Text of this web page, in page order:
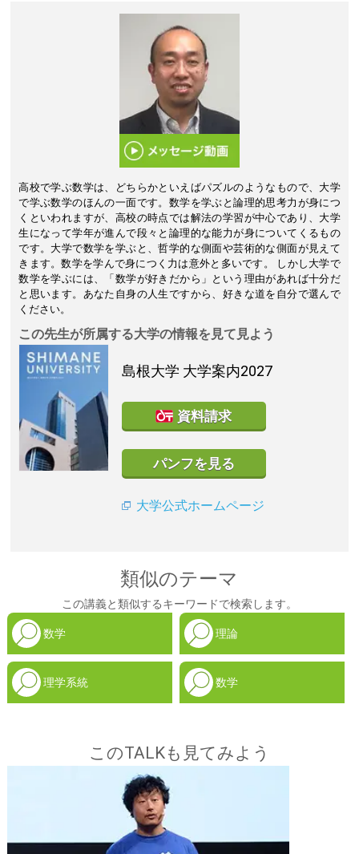
高校で学ぶ数学は、どちらかといえばパズルのようなもので、大学
で学ぶ数学のほんの一面です。数学を学ぶと論理的思考力が身につ
くといわれますが、高校の時点では解法の学習が中心であり、大学
生になって学年が進んで段々と論理的な能力が身についてくるもの
です。大学で数学を学ぶと、哲学的な側面や芸術的な側面が見えて
きます。数学を学んで身につく力は意外と多いです。 しかし大学で
数学を学ぶには、「数学が好きだから」という理由があれば十分だ
と思います。あなた自身の人生ですから、好きな道を自分で選んで
ください。
この先生が所属する大学の情報を見て見よう
島根大学 大学案内2027
資料請求
パンフを見る
大学公式ホームページ
類似のテーマ
この講義と類似するキーワードで検索します。
数学 理論
理学系統 数学
このTALKも見てみよう